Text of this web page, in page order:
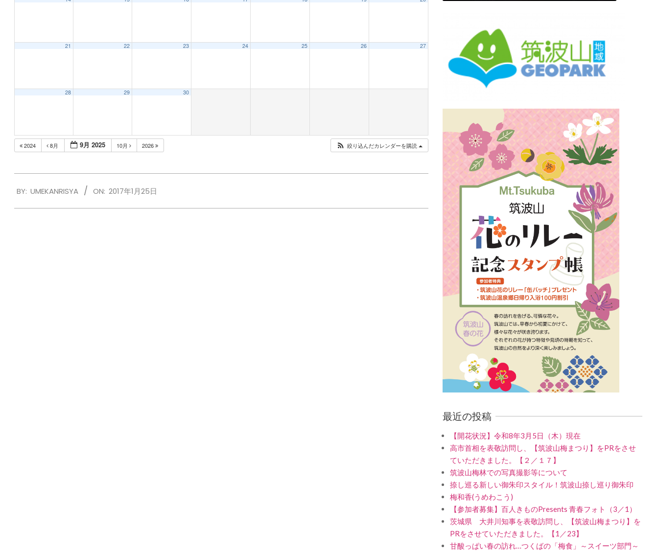
21 22 23 24 25 26 27
28 29 30
2024 8月 9月 2025 10月 2026 絞り込んだカレンダーを購読
01-
BY: UMEKANRISYA ON: 2017年1月25日
最近の投稿
【開花状況】令和8年3月5日（木）現在
高市首相を表敬訪問し、【筑波山梅まつり】をPRをさせ
ていただきました。【２／１７】
筑波山梅林での写真撮影等について
捺し巡る新しい御朱印スタイル！筑波山捺し巡り御朱印
梅和香(うめわこう)
【参加者募集】百人きものPresents 青春フォト（3／1）
茨城県 大井川知事を表敬訪問し、【筑波山梅まつり】を
PRをさせていただきました。【1／23】
甘酸っぱい春の訪れ…つくばの「梅食」～スイーツ部門～